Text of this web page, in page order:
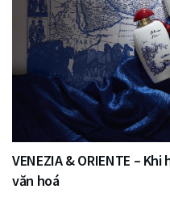
VENEZIA & ORIENTE –
văn hoá